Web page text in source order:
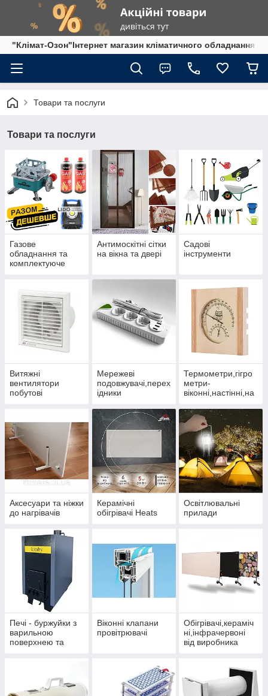
"Клімат-Озон"Інтернет магазин кліматичного обладнання
Товари та послуги
Товари та послуги
Газове
обладнання та
комплектуюче
Антимоскітні сітки
на вікна та двері
Садові
інструменти
Витяжні
вентилятори
побутові
Мережеві
подовжувачі,перех
ідники
Термометри,гігро
метри-
віконні,настінні,на
Аксесуари та ніжки
до нагрівачів
Керамічні
обігрівачі Heats
Освітлювальні
прилади
Печі - буржуйки з
варильною
поверхнею та
Віконні клапани
провітрювачі
Обігрівачі,кераміч
ні,інфрачервоні
від виробника